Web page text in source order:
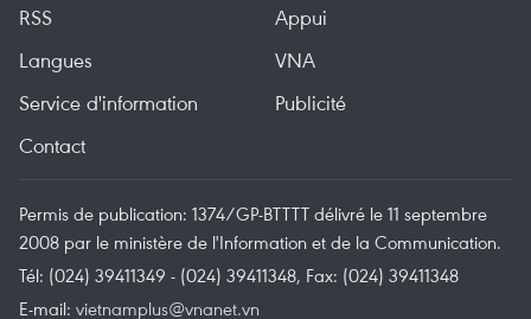
RSS
Appui
Langues
VNA
Service d'information
Publicité
Contact
Permis de publication: 1374/GP-BTTTT délivré le 11 septembre
2008 par le ministère de l'Information et de la Communication.
Tél: (024) 39411349 - (024) 39411348, Fax: (024) 39411348
E-mail: vietnamplus@vnanet.vn